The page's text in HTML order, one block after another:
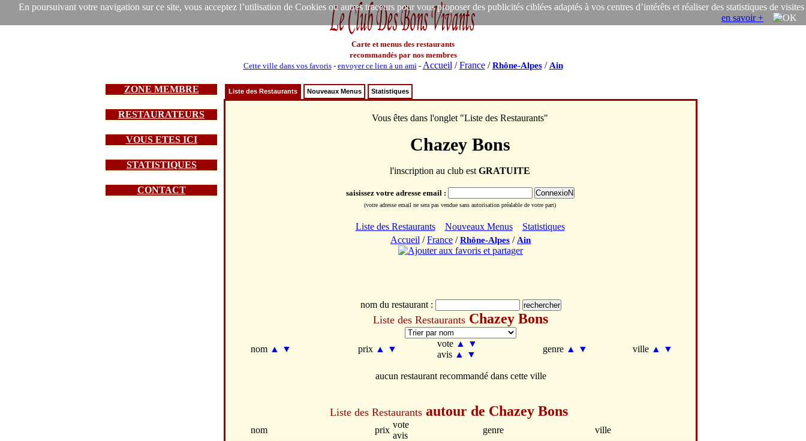
En poursuivant votre navigation sur ce site, vous acceptez l’utilisation de Cookies ou autres traceurs pour vous proposer des publicités ciblées adaptés à vos centres d’intérêts et réaliser des statistiques de visites
en savoir +
Carte et menus des restaurants
recommandés par nos membres
Cette ville dans vos favoris- envoyer ce lien à un ami- Accueil /France/Rhône-Alpes/ Ain
ZONE MEMBRE
RESTAURATEURS
VOUS ETES ICI
STATISTIQUES
CONTACT
Liste des Restaurants Nouveaux Menus Statistiques
Vous êtes dans l'onglet "Liste des Restaurants"
Chazey Bons
l'inscription au club est GRATUITE
saisissez votre adresse email :
(votre adresse email ne sera pas vendue sans autorisation préalable de votre part)
Liste des Restaurants Nouveaux Menus
Statistiques
Accueil /France /Rhône-Alpes / Ain
nom du restaurant :
Liste des Restaurants Chazey Bons
nom ▲ ▼ prix ▲ ▼
vote ▲
▼
avis ▲ ▼
genre ▲ ▼ ville ▲ ▼
aucun restaurant recommandé dans cette ville
Liste des Restaurants autour de Chazey Bons
nom prix
vote
avis
genre
ville